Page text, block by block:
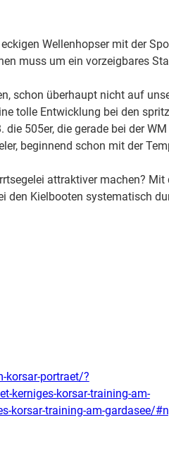
Wellenhopser mit der
muss um ein vorzeigbares
schon überhaupt nicht auf
tolle Entwicklung bei den
505er, die gerade bei der
beginnend schon mit der
attraktiver machen? Mit
den Kielbooten systematisch
korsar-portraet/?
kerniges-korsar-training-am-
korsar-training-am-gardasee/